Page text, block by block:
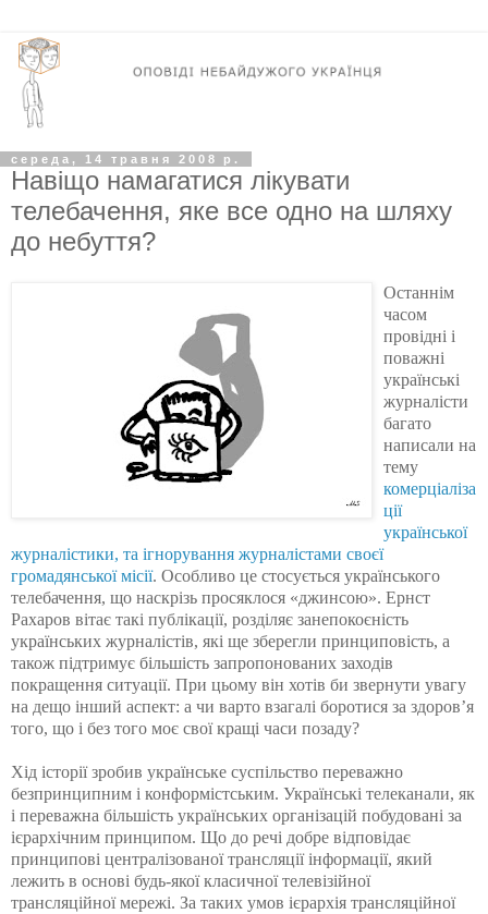
середа, 14 травня 2008 р.
Навіщо намагатися лікувати
телебачення, яке все одно на шляху
до небуття?
Останнім
часом
провідні і
поважні
українські
журналісти
багато
написали на
тему
комерціаліза
ції
української
журналістики, та ігнорування журналістами своєї
громадянської місії. Особливо це стосується українського
телебачення, що наскрізь просяклося «джинсою». Ернст
Рахаров вітає такі публікації, розділяє занепокоєність
українських журналістів, які ще зберегли принциповість, а
також підтримує більшість запропонованих заходів
покращення ситуації. При цьому він хотів би звернути увагу
на дещо інший аспект: а чи варто взагалі боротися за здоров’я
того, що і без того моє свої кращі часи позаду?
Хід історії зробив українське суспільство переважно
безпринципним і конформістським. Українські телеканали, як
і переважна більшість українських організацій побудовані за
ієрархічним принципом. Що до речі добре відповідає
принципові централізованої трансляції інформації, який
лежить в основі будь-якої класичної телевізійної
трансляційної мережі. За таких умов ієрархія трансляційної